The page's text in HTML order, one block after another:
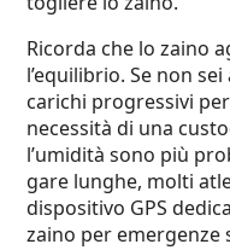
Ricorda che lo zaino
l’equilibrio. Se non
carichi progressivi
necessità di una
l’umidità sono più
gare lunghe, molti
dispositivo GPS
zaino per emergenze